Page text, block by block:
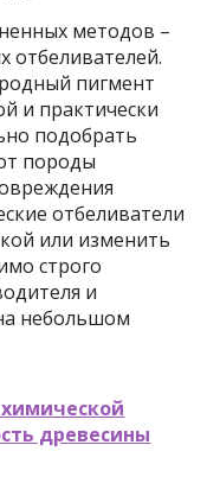
методов –
отбеливателей.
пигмент
и практически
подобрать
породы
отбеливатели
или изменить
строго
и
небольшом
древесины